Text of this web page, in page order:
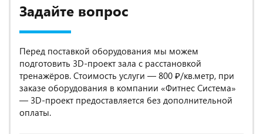
Задайте вопрос
Перед поставкой оборудования мы можем
подготовить 3D-проект зала с расстановкой
тренажёров. Стоимость услуги — 800 ₽/кв.метр, при
заказе оборудования в компании «Фитнес Система»
— 3D-проект предоставляется без дополнительной
оплаты.